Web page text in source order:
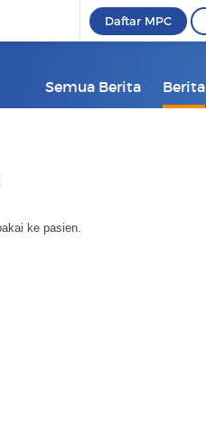
Daftar MPC
Semua Berita Berita
ke pasien.